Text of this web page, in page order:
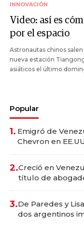
INNOVACIÓN
Video: así es
por el espacio
Astronautas chinos
nueva estación
asiáticos el último
Popular
1. Emigró de
Chevron en
2.Creció en
título de
3.De Paredes y
dos argentinos